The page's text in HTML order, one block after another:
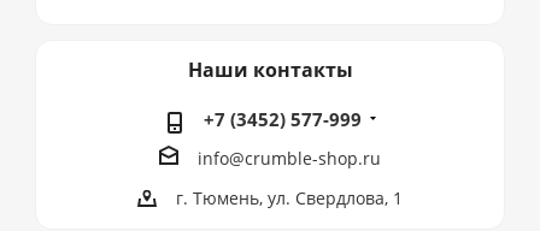
Наши контакты
+7 (3452) 577-999
info@crumble-shop.ru
г. Тюмень, ул. Свердлова, 1